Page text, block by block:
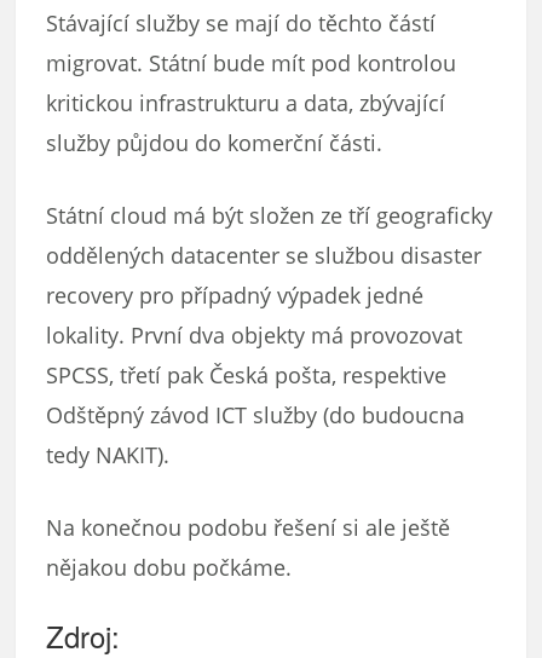
Stávající služby se mají do těchto částí
migrovat. Státní bude mít pod kontrolou
kritickou infrastrukturu a data, zbývající
služby půjdou do komerční části.
Státní cloud má být složen ze tří geograficky
oddělených datacenter se službou disaster
recovery pro případný výpadek jedné
lokality. První dva objekty má provozovat
SPCSS, třetí pak Česká pošta, respektive
Odštěpný závod ICT služby (do budoucna
tedy NAKIT).
Na konečnou podobu řešení si ale ještě
nějakou dobu počkáme.
Zdroj: